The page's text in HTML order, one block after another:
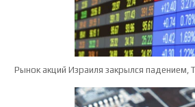
Рынок акций Израиля закрылся падением,